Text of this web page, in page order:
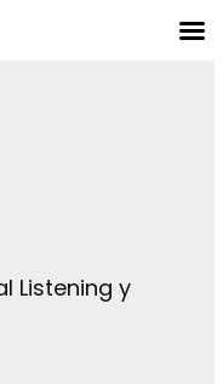
Listening y